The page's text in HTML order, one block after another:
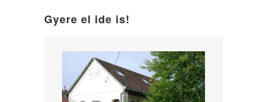
Gyere el ide is!